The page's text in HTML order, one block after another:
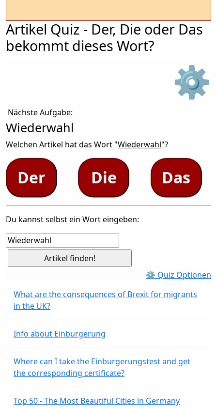
Artikel Quiz - Der, Die oder Das
bekommt dieses Wort?
⚙
Nächste Aufgabe:
Wiederwahl
Welchen Artikel hat das Wort "Wiederwahl"?
Der Die Das
Du kannst selbst ein Wort eingeben:
⚙ Quiz Optionen
What are the consequences of Brexit for migrants
in the UK?
Info about Einbürgerung
Where can I take the Einburgerungstest and get
the corresponding certificate?
Top 50 - The Most Beautiful Cities in Germany